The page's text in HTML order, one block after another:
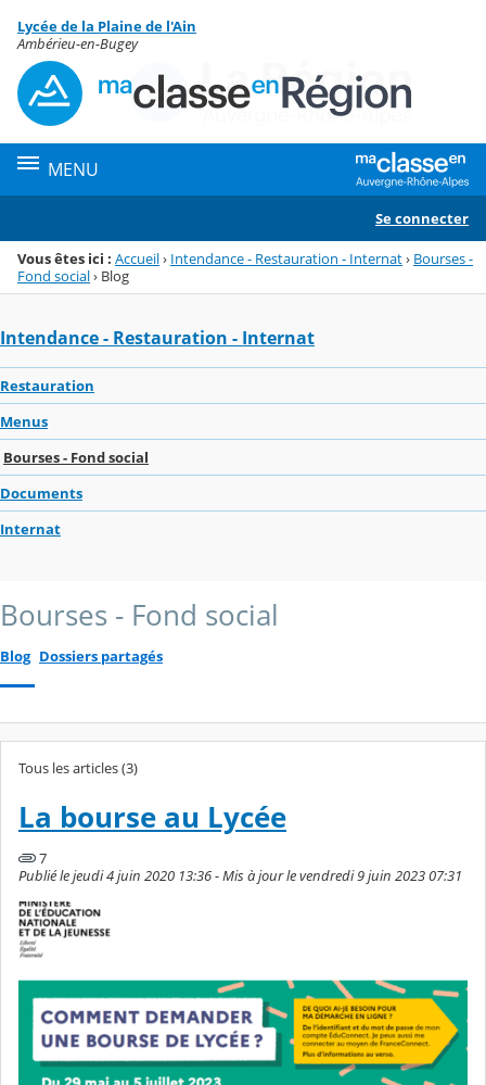
Menu de la rubrique
Contenu
Lycée de la Plaine de l'Ain
Ambérieu-en-Bugey
MENU
Se connecter
Vous êtes ici : Accueil› Intendance - Restauration - Internat› Bourses -
Fond social› Blog
Intendance - Restauration - Internat
Restauration
Menus
Bourses - Fond social
Documents
Internat
Bourses - Fond social
Blog Dossiers partagés
Tous les articles (3)
La bourse au Lycée
7
Publié le jeudi 4 juin 2020 13:36 - Mis à jour le vendredi 9 juin 2023 07:31